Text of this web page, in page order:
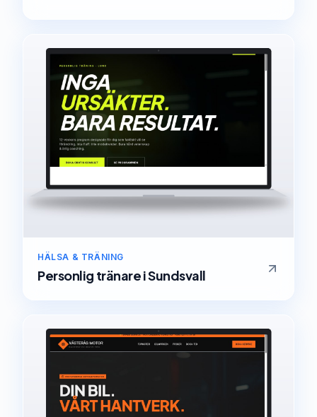
HÄLSA & TRÄNING
Personlig tränareiSundsvall